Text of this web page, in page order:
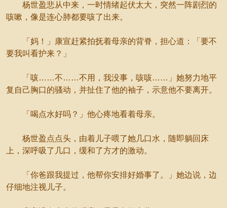
杨世盈悲从中来，一时情绪起伏太大，突然一阵剧烈的
咳嗽，像是连心肺都要咳了出来。
「妈！」康宣赶紧拍抚着母亲的背脊，担心道：「要不
要我叫看护来？」
「咳……不……不用，我没事，咳咳……」她努力地平
复自己胸口的骚动，并扯住了他的袖子，示意他不要离开。
「喝点水好吗？」他心疼地看着母亲。
杨世盈点点头，由着儿子喂了她几口水，随即躺回床
上，深呼吸了几口，缓和了方才的激动。
「你爸跟我提过，他帮你安排好婚事了。」她边说，边
仔细地注视儿子。